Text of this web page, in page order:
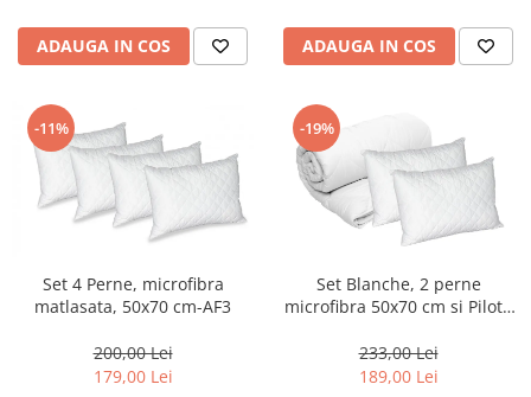
ADAUGA IN COS ADAUGA IN COS
-11%
Set 4 Perne, microfibra
matlasata, 50x70 cm-AF3
200,00 Lei
179,00 Lei
-19%
Set Blanche, 2 perne
microfibra 50x70 cm si Pilota
cm-BQ1
233,00 Lei
189,00 Lei